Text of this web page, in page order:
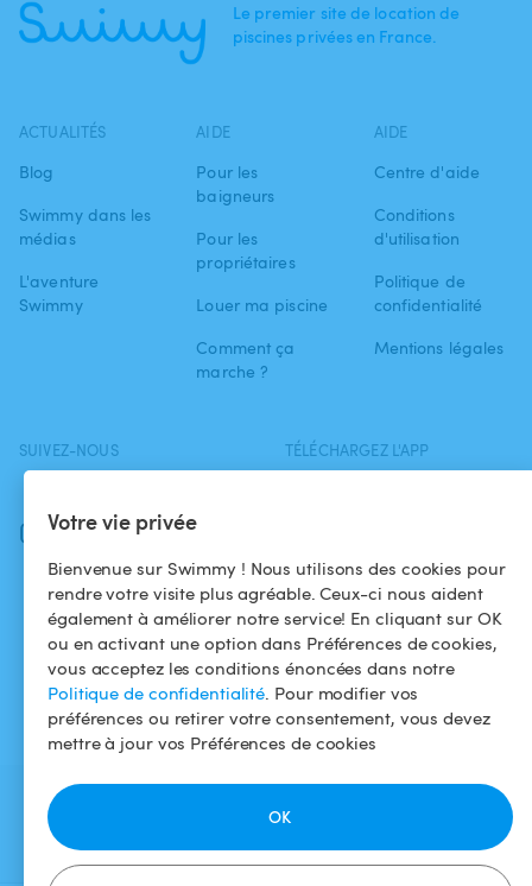
Votre vie privée
Bienvenue sur Swimmy ! Nous utilisons des cookies pour
rendre votre visite plus agréable. Ceux-ci nous aident
également à améliorer notre service! En cliquant sur OK
ou en activant une option dans Préférences de cookies,
vous acceptez les conditions énoncées dans notre
Politique de confidentialité. Pour modifier vos
préférences ou retirer votre consentement, vous devez
mettre à jour vos Préférences de cookies
OK
Le premier site de location de
piscines privées en France.
ACTUALITÉS
Blog
Swimmy dans les
médias
L'aventure
Swimmy
AIDE
Pour les
baigneurs
Pour les
propriétaires
Louer ma piscine
Comment ça
marche ?
AIDE
Centre d'aide
Conditions
d'utilisation
Politique de
confidentialité
Mentions légales
SUIVEZ-NOUS
Instagram
TÉLÉCHARGEZ L'APP